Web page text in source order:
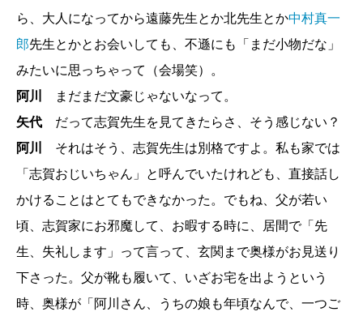
ら、大人になってから遠藤先生とか北先生とか中村真一
郎先生とかとお会いしても、不遜にも「まだ小物だな」
みたいに思っちゃって（会場笑）。
阿川
まだまだ文豪じゃないなって。
矢代 だって志賀先生を見てきたらさ、そう感じない？
阿川
それはそう、志賀先生は別格ですよ。私も家では
「志賀おじいちゃん」と呼んでいたけれども、直接話し
かけることはとてもできなかった。でもね、父が若い
頃、志賀家にお邪魔して、お暇する時に、居間で「先
生、失礼します」って言って、玄関まで奥様がお見送り
下さった。父が靴も履いて、いざお宅を出ようという
時、奥様が「阿川さん、うちの娘も年頃なんで、一つご